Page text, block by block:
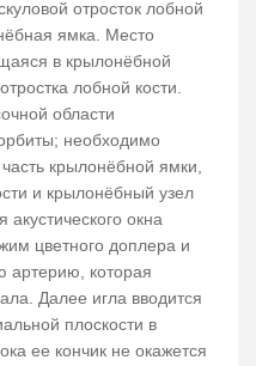
отросток лобной
ямка. Место
в крылонёбной
лобной кости.
области
необходимо
крылонёбной ямки,
и крылонёбный узел
окна
цветного доплера и
артерию, которая
Далее игла вводится
плоскости в
ее кончик не окажется